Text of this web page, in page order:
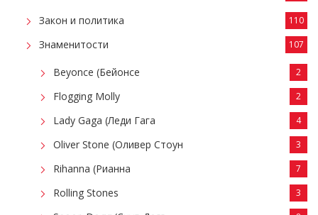
Закон и политика 110
Знаменитости 107
Beyonce (Бейонсе 2
Flogging Molly 2
Lady Gaga (Леди Гага 4
Oliver Stone (Оливер Стоун 3
Rihanna (Рианна 7
Rolling Stones 3